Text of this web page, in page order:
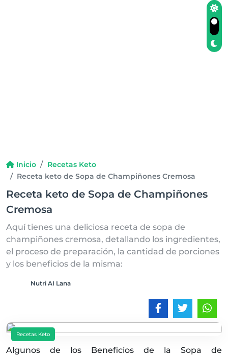
Inicio
Recetas Keto
Receta keto de Sopa de Champiñones Cremosa
Receta keto de Sopa de Champiñones
Cremosa
Aquí tienes una deliciosa receta de sopa de
champiñones cremosa, detallando los ingredientes,
el proceso de preparación, la cantidad de porciones
y los beneficios de la misma:
Nutri AI Lana
Recetas Keto
Algunos de los Beneficios de la Sopa de